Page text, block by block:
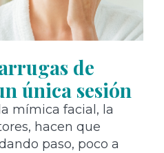
de
única sesión
mímica facial, la
hacen que
paso, poco a